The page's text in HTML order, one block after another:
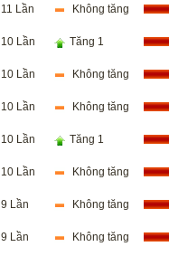
11 Lần Không tăng
10 Lần Tăng 1
10 Lần Không tăng
10 Lần Không tăng
10 Lần Tăng 1
10 Lần Không tăng
9 Lần Không tăng
9 Lần Không tăng